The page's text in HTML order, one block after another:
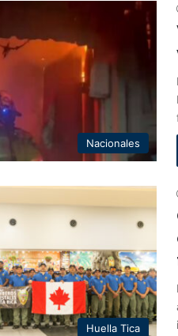
Nacionales
Huella Tica